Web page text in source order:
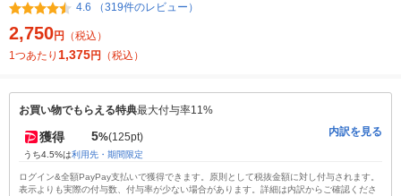
4.6 （319件のレビュー）
2,750円
（税込）
1つあたり 1,375円 （税込）
お買い物でもらえる特典最大付与率11%
獲得 5%(125pt)
うち4.5%は利用先・期間限定
内訳を見る
ログイン&全額PayPay支払いで獲得できます。原則として税抜金額に対し付与されます。
表示よりも実際の付与数、付与率が少ない場合があります。詳細は内訳からご確認くださ